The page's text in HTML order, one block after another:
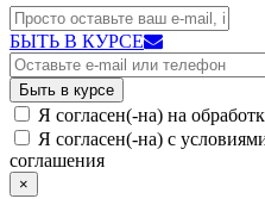
БЫТЬ В КУРСЕ
Я согласен(-на) на
Я согласен(-на) с
соглашения
×